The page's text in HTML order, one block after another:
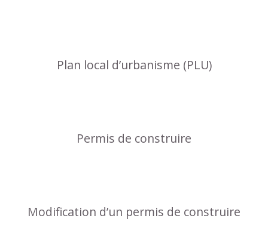
Plan local d’urbanisme (PLU)
Permis de construire
Modification d’un permis de construire